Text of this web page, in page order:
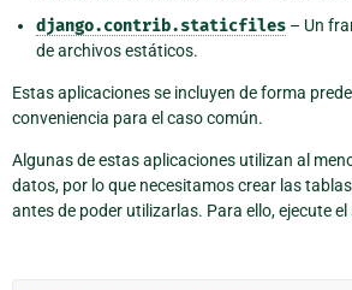
django.contrib.staticfiles – Un
de archivos estáticos.
Estas aplicaciones se incluyen de forma
conveniencia para el caso común.
Algunas de estas aplicaciones utilizan al
datos, por lo que necesitamos crear las
antes de poder utilizarlas. Para ello, ejecute